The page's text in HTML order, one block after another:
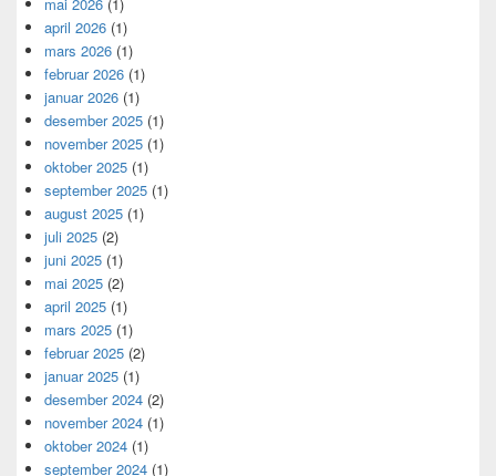
mai 2026 (1)
april 2026 (1)
mars 2026 (1)
februar 2026 (1)
januar 2026 (1)
desember 2025 (1)
november 2025 (1)
oktober 2025 (1)
september 2025 (1)
august 2025 (1)
juli 2025 (2)
juni 2025 (1)
mai 2025 (2)
april 2025 (1)
mars 2025 (1)
februar 2025 (2)
januar 2025 (1)
desember 2024 (2)
november 2024 (1)
oktober 2024 (1)
september 2024 (1)